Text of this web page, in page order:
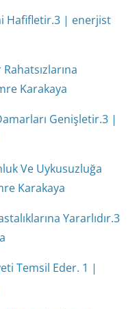
Hafifletir.3 | enerjist
Karakaya
Genişletir.3 |
Ve Uykusuzluğa
Karakaya
Yararlıdır.3
Temsil Eder. 1 |